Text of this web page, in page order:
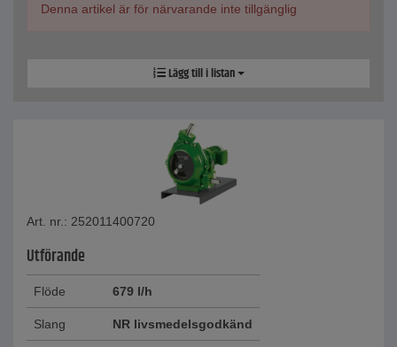
Denna artikel är för närvarande inte tillgänglig
Lägg till i listan
Art. nr.: 252011400720
Utförande
Flöde 679 l/h
Slang NR livsmedelsgodkänd